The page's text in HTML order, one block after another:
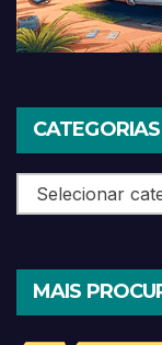
CATEGORIAS
Categorias
MAIS